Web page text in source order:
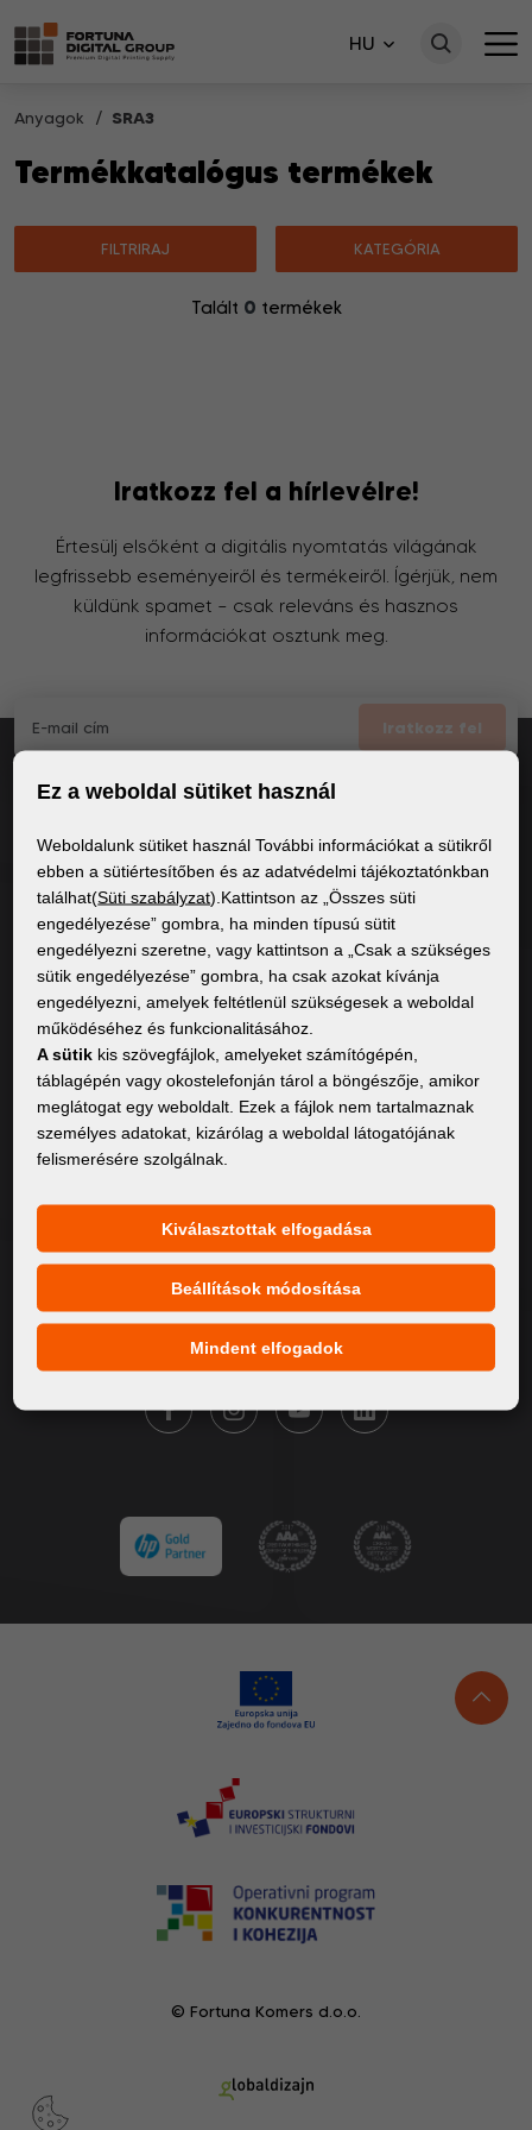
HU
Anyagok SRA3
Termékkatalógus termékek
FILTRIRAJ KATEGÓRIA
Talált 0 termékek
Iratkozz fel a hírlevélre!
Értesülj elsőként a digitális nyomtatás világának
legfrissebb eseményeiről és termékeiről. Ígérjük, nem
küldünk spamet – csak releváns és hasznos
információkat osztunk meg.
Iratkozz fel
Elfogadoma GDPR általános feltételei
ÁLTALÁNOS INFORMÁCIÓK
Adatvédelmi irányelvek
Sütiszabályzat
TARTALOM
Rólunk
Termékek
Márkáink
Kapcsolat
KÖVESSE A FORTUNA DIGITAL GROUP
© Fortuna Komers d.o.o.
Ez a weboldal sütiket használ
Weboldalunk sütiket használ További információkat a sütikről
ebben a sütiértesítőben és az adatvédelmi tájékoztatónkban
találhat(Süti szabályzat).Kattintson az „Összes süti
engedélyezése” gombra, ha minden típusú sütit
engedélyezni szeretne, vagy kattintson a „Csak a szükséges
sütik engedélyezése” gombra, ha csak azokat kívánja
engedélyezni, amelyek feltétlenül szükségesek a weboldal
működéséhez és funkcionalitásához.
A sütik kis szövegfájlok, amelyeket számítógépén,
táblagépén vagy okostelefonján tárol a böngészője, amikor
meglátogat egy weboldalt. Ezek a fájlok nem tartalmaznak
személyes adatokat, kizárólag a weboldal látogatójának
felismerésére szolgálnak.
Kiválasztottak elfogadása
Beállítások módosítása
Mindent elfogadok